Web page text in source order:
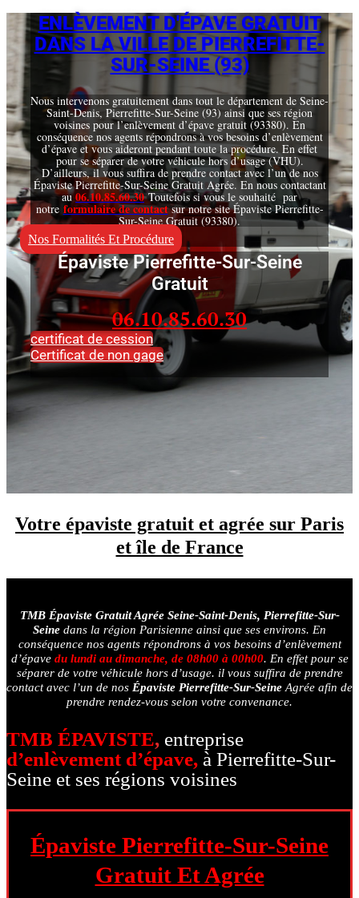
ENLÈVEMENT D'ÉPAVE GRATUIT
DANS LA VILLE DE PIERREFITTE-
SUR-SEINE (93)
Nous intervenons gratuitement dans tout le département de Seine-
Saint-Denis, Pierrefitte-Sur-Seine (93) ainsi que ses région
voisines pour l’enlèvement d’épave gratuit (93380). En
conséquence nos agents répondrons à vos besoins d’enlèvement
d’épave et vous aideront pendant toute la procédure. En effet
pour se séparer de votre véhicule hors d’usage (VHU).
D’ailleurs, il vous suffira de prendre contact avec l’un de nos
Épaviste Pierrefitte-Sur-Seine Gratuit Agrée. En nous contactant
au06.10.85.60.30 Toutefois si vous le souhaité par
notre formulaire de contactsur notre site Épaviste Pierrefitte-
Sur-Seine Gratuit (93380).
Nos Formalités Et Procédure
Épaviste Pierrefitte-Sur-Seine
Gratuit
06.10.85.60.30
certificat de cession
Certificat de non gage
Votre épaviste gratuit et agrée sur Paris
et île de France
TMB Épaviste Gratuit AgréeSeine-Saint-Denis, Pierrefitte-Sur-
Seine dans la région Parisienne ainsi que ses environs. En
conséquence nos agents répondrons à vos besoins d’enlèvement
d’épave du lundi au dimanche, de 08h00 à 00h00. En effet pour se
séparer de votre véhicule hors d’usage. il vous suffira de prendre
contact avec l’un de nos Épaviste Pierrefitte-Sur-Seine Agrée afin de
prendre rendez-vous selon votre convenance.
TMB ÉPAVISTE, entreprise
d’enlèvement d’épave, à Pierrefitte-Sur-
Seine et ses régions voisines
Épaviste Pierrefitte-Sur-Seine
Gratuit Et Agrée